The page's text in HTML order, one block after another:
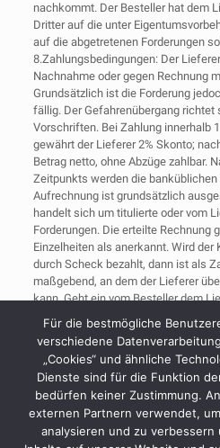
nachkommt. Der Besteller hat dem
Dritter auf die unter
auf die abgetretenen Forderungen
8.Zahlungsbedingungen: Der
Nachnahme oder gegen Rechnung
Grundsätzlich ist die Forderung
fällig. Der Gefahrenübergang
Vorschriften. Bei Zahlung innerhalb
gewährt der Lieferer 2% Skonto;
Betrag netto, ohne Abzüge zahlbar.
Zeitpunkts werden die
Aufrechnung ist grundsätzlich
handelt sich um titulierte oder vom
Forderungen. Die erteilte Rechnung
Einzelheiten als anerkannt. Wird
durch Scheck bezahlt, dann ist als
maßgebend, an dem der Lieferer
kann. Geht ein vom Besteller dem
Protest, so werden die gesamten
betreffenden Hersteller fällig, auch
anderweitige Vereinbarung
9.Erfüllungsort und Gerichtsstand:
vereinbart. Als Gerichtsstand gilt
Lieferer zuständigen Gerichte
Wechselansprüchen).
10.Schlussbestimmungen: Sollten
Für die bestmögliche
verschiedene
„Cookies“ und ähnliche
Dienste sind für die Funktion
bedürfen keiner Zustimmung.
externen Partnern verwendet,
analysieren und zu